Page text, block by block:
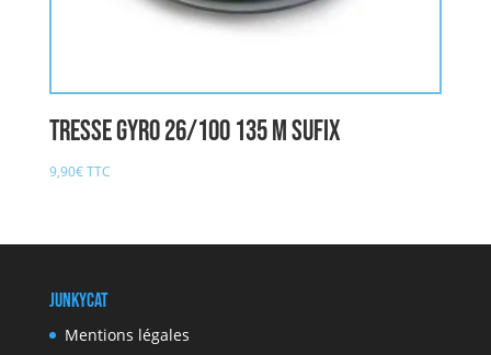
Tresse GYRO 26/100 135 M SUFIX
9,90€TTC
JunkyCat
Mentions légales